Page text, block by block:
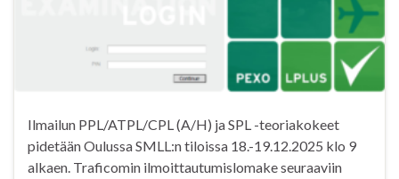
Ilmailun PPL/ATPL/CPL (A/H) ja SPL -teoriakokeet
pidetään Oulussa SMLL:n tiloissa 18.-19.12.2025 klo 9
alkaen. Traficomin ilmoittautumislomake seuraaviin